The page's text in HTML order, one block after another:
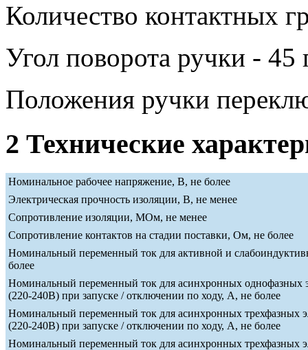
Количество контактных
Угол поворота ручки - 45
Положения ручки
2 Технические
Номинальное рабочее напряжение, В, не более
Электрическая прочность изоляции, В, не менее
Сопротивление изоляции, МОм, не менее
Сопротивление контактов на стадии поставки, Ом, не более
Номинальный переменный ток для активной и
более
Номинальный переменный ток для асинхронных однофазных
(220-240В) при запуске / отключении по ходу, А, не более
Номинальный переменный ток для асинхронных трехфазных
(220-240В) при запуске / отключении по ходу, А, не более
Номинальный переменный ток для асинхронных трехфазных